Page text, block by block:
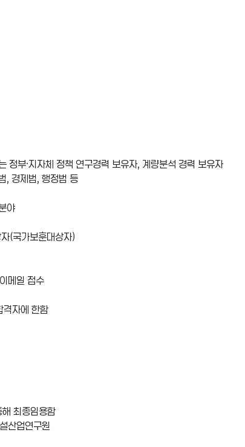
정부·지자체 정책 연구경력 보유자, 계량분석 경력 보유자
, 경제법, 행정법 등
야
(국가보훈대상자)
메일 접수
자에 한함
최종임용함
산업연구원